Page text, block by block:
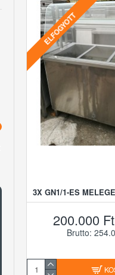
ELFOGYOTT
3X GN1/1-ES
200.000
Brutto: